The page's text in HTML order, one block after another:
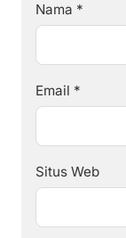
Nama *
Email *
Situs Web